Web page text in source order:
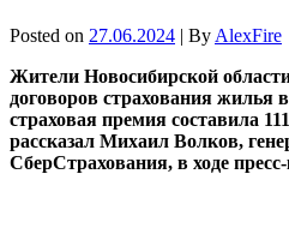
Posted on 27.06.2024 | By AlexFire
Жители Новосибирской
договоров страхования жилья
страховая премия составила
рассказал Михаил Волков,
СберСтрахования, в ходе